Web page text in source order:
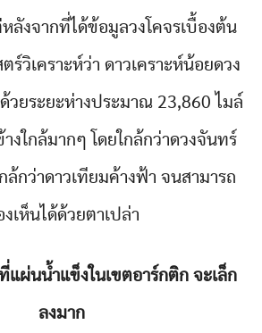
ลังจากที่ได้ข้อมูลวงโคจรเบื้องต้น
ร์วิเคราะห์ว่า ดาวเคราะห์น้อยดวง
วยระยะห่างประมาณ 23,860 ไมล์
งใกล้มากๆ โดยใกล้กว่าดวงจันทร์
ล้กว่าดาวเทียมค้างฟ้า จนสามารถ
เห็นได้ด้วยตาเปล่า
ผ่นน้ำแข็งในเขตอาร์กติก จะเล็ก
ลงมาก